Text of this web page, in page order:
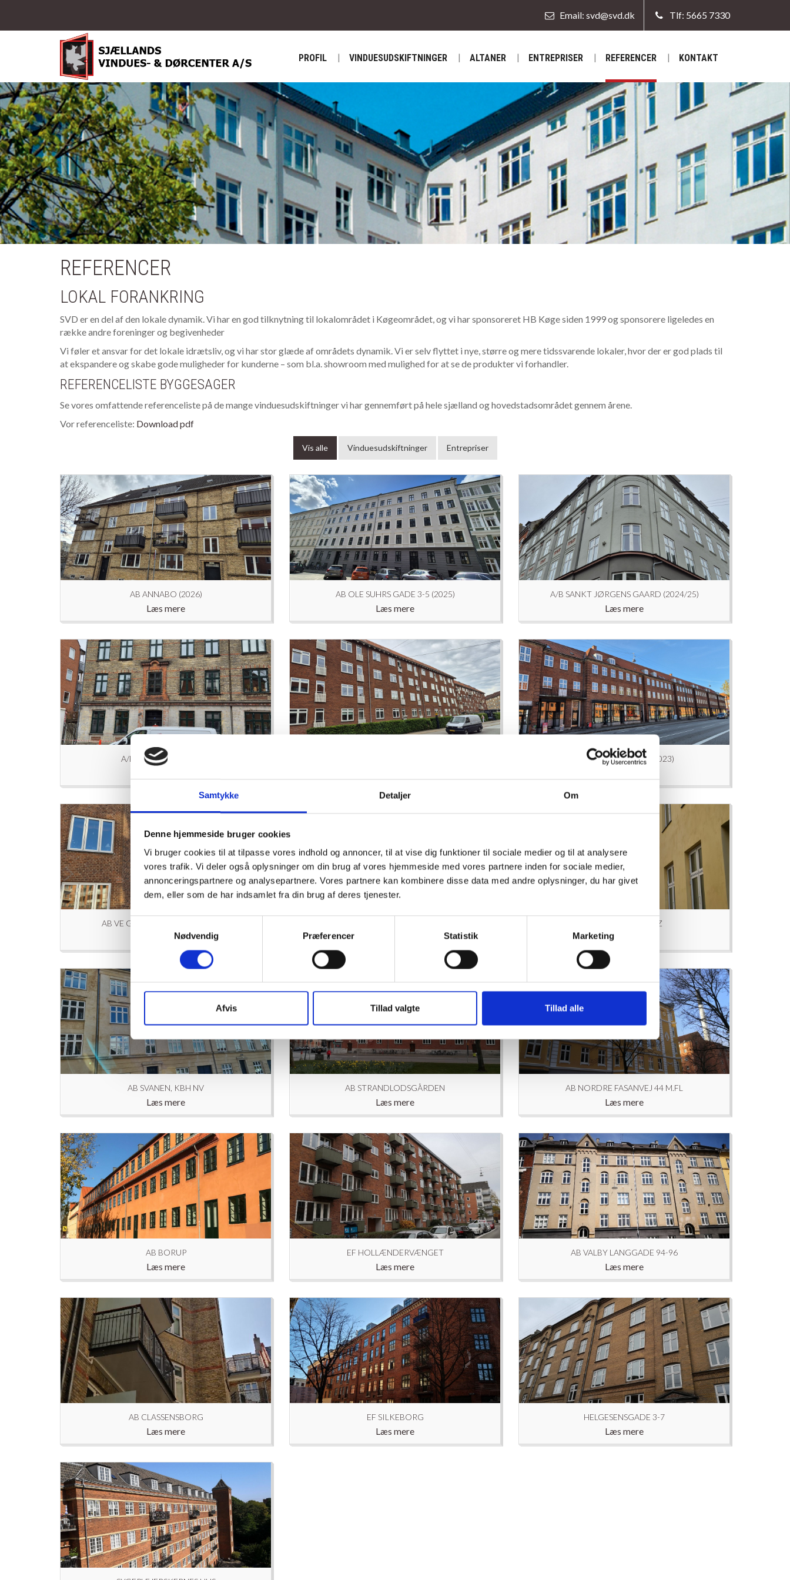
Samtykke Detaljer Om
Denne hjemmeside bruger cookies
Vi bruger cookies til at tilpasse vores indhold og annoncer, til at vise dig funktioner til sociale medier og til at analysere
vores trafik. Vi deler også oplysninger om din brug af vores hjemmeside med vores partnere inden for sociale medier,
annonceringspartnere og analysepartnere. Vores partnere kan kombinere disse data med andre oplysninger, du har givet
dem, eller som de har indsamlet fra din brug af deres tjenester.
Samtykkevalg
Nødvendig
Præferencer Statistik Marketing
Afvis Tillad valgte Tillad alle
Tlf: 5665 7330
Email: svd@svd.dk
PROFIL VINDUESUDSKIFTNINGER ALTANER ENTREPRISER REFERENCER KONTAKT
REFERENCER
LOKAL FORANKRING
SVD er en del af den lokale dynamik. Vi har en god tilknytning til lokalområdet i Køgeområdet, og vi har sponsoreret HB Køge siden 1999 og sponsorere ligeledes en
række andre foreninger og begivenheder
Vi føler et ansvar for det lokale idrætsliv, og vi har stor glæde af områdets dynamik. Vi er selv flyttet i nye, større og mere tidssvarende lokaler, hvor der er god plads til
at ekspandere og skabe gode muligheder for kunderne – som bl.a. showroom med mulighed for at se de produkter vi forhandler.
REFERENCELISTE BYGGESAGER
Se vores omfattende referenceliste på de mange vinduesudskiftninger vi har gennemført på hele sjælland og hovedstadsområdet gennem årene.
Vor referenceliste: Download pdf
Vis alle Vinduesudskiftninger Entrepriser
AB ANNABO (2026)
Læs mere
AB OLE SUHRS GADE 3-5 (2025)
Læs mere
A/B SANKT JØRGENS GAARD (2024/25)
Læs mere
A/B JULIANEHÅB (2025) AB HADERSLEVHUS (2023)
AB VE GAMBORGSVEJ 2-14 (2024)
Læs mere
AB SMALLEHOWITZ
Læs mere
AB SVANEN, KBH NV
Læs mere
AB STRANDLODSGÅRDEN
Læs mere
AB NORDRE FASANVEJ 44 M.FL
Læs mere
AB BORUP
Læs mere
EF HOLLÆNDERVÆNGET
Læs mere
AB VALBY LANGGADE 94-96
Læs mere
AB CLASSENSBORG
Læs mere
EF SILKEBORG
Læs mere
HELGESENSGADE 3-7
Læs mere